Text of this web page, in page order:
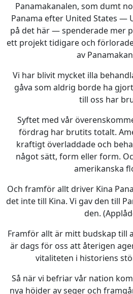
Panamakanalen, som dumt
Panama efter United States —
på det här — spenderade mer
ett projekt tidigare och
av
Vi har blivit mycket illa
gåva som aldrig borde ha
till oss har
Syftet med vår
fördrag har brutits totalt.
kraftigt överladdade och
något sätt, form eller form.
amerikanska
Och framför allt driver Kina
det inte till Kina. Vi gav den till
den.
Framför allt är mitt budskap till
är dags för oss att återigen
vitaliteten i historiens
Så när vi befriar vår nation
nya höjder av seger och